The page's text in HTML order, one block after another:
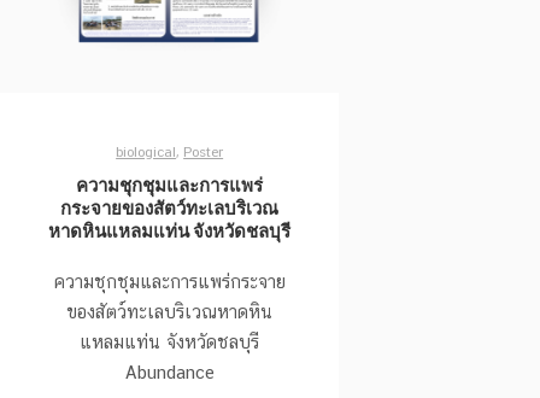
biological, Poster
ความชุกชุมและการแพร่
กระจายของสัตว์ทะเลบริเวณ
หาดหินแหลมแท่น จังหวัดชลบุรี
ความชุกชุมและการแพร่กระจาย
ของสัตว์ทะเลบริเวณหาดหิน
แหลมแท่น จังหวัดชลบุรี
Abundance